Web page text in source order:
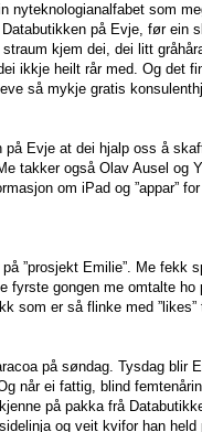
nyteknologianalfabet som
på Evje, før ein
kjem dei, dei litt
ikkje heilt rår med. Og det
så mykje gratis
på Evje at dei hjalp oss å
takker også Olav Ausel og
om iPad og ”appar”
”prosjekt Emilie”. Me fekk
fyrste gongen me omtalte ho
som er så flinke med ”likes”
på søndag. Tysdag blir
når ei fattig, blind
på pakka frå
og veit kvifor han held